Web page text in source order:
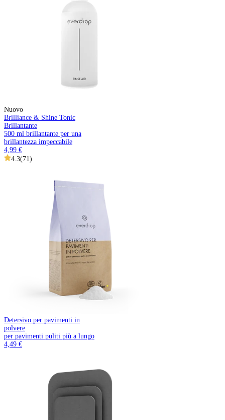
Nuovo
Brilliance & Shine Tonic
Brillantante
500 ml brillantante per una
brillantezza impeccabile
4,99 €
4.3(71)
Detersivo per pavimenti in
polvere
per pavimenti puliti più a lungo
4,49 €